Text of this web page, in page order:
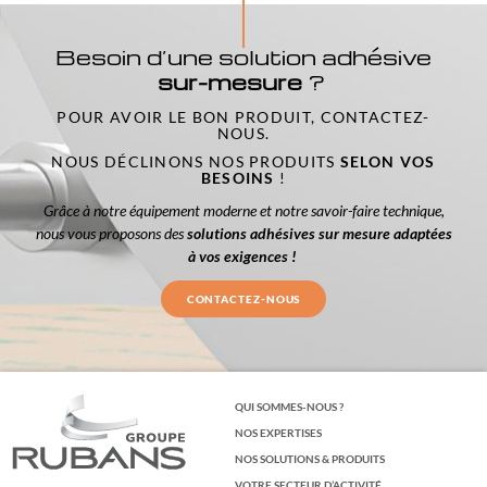
Besoin d’une solution adhésive
sur-mesure?
POUR AVOIR LE BON PRODUIT, CONTACTEZ-
NOUS.
NOUS DÉCLINONS NOS PRODUITS SELON VOS
BESOINS !
Grâce à notre équipement moderne et notre savoir-faire technique,
nous vous proposons dessolutions adhésives sur mesure adaptées
à vos exigences !
CONTACTEZ-NOUS
QUI SOMMES-NOUS ?
NOS EXPERTISES
NOS SOLUTIONS & PRODUITS